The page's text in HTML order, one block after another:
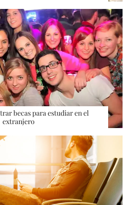
becas para estudiar en el
extranjero